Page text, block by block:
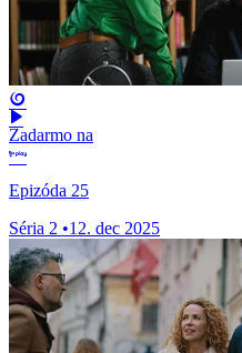
Zadarmo na
Epizóda 25
Séria 2 •12. dec 2025